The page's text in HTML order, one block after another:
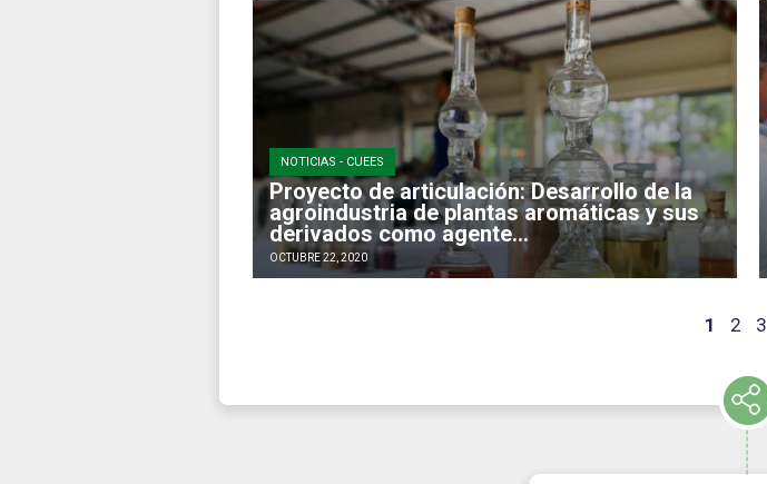
NOTICIAS - CUEES
Proyecto de articulación: Desarrollo de la
agroindustria de plantas aromáticas y sus
derivados como agente...
OCTUBRE 22, 2020
1 2 3